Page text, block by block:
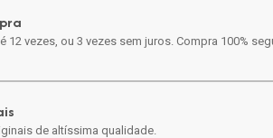
12 vezes, ou 3 vezes sem juros. Compra 100%
de altíssima qualidade.